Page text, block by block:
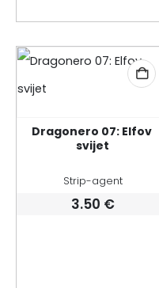
Dragonero 07: Elfov
svijet
Strip-agent
3.50 €